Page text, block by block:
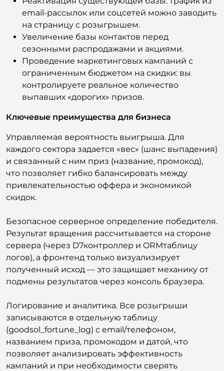
email-рассылок или соцсетей можно заводить
на страницу с розыгрышем.
Увеличение базы контактов перед
сезонными распродажами и акциями.
Проведение маркетинговых кампаний с
ограниченным бюджетом на скидки: вы
контролируете реальное количество
выпавших «дорогих» призов.​
Ключевые преимущества для бизнеса
Управляемая вероятность выигрыша. Для
каждого сектора задается «вес» (шанс выпадения)
и связанный с ним приз (название, промокод),
что позволяет гибко балансировать между
привлекательностью оффера и экономикой
скидок.
Безопасное серверное определение победителя.
Результат вращения рассчитывается на стороне
сервера (через D7контроллер и ORMтаблицу
логов), а фронтенд только визуализирует
полученный исход — это защищает механику от
подмены результатов через консоль браузера.​
Логирование и аналитика. Все розыгрыши
записываются в отдельную таблицу
(goodsol_fortune_log) с email/телефоном,
названием приза, промокодом и датой, что
позволяет анализировать эффективность
кампаний и при необходимости сверять